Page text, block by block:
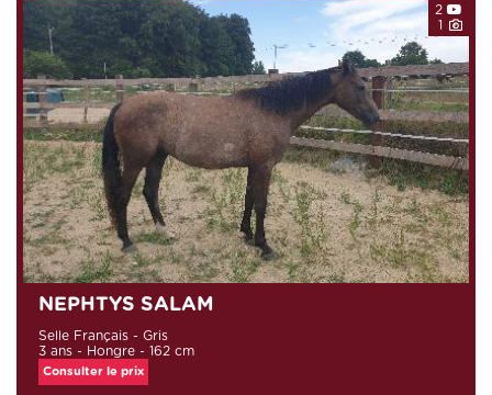
2
1
NEPHTYS SALAM
Selle Français - Gris
3 ans - Hongre - 162 cm
Consulter le prix